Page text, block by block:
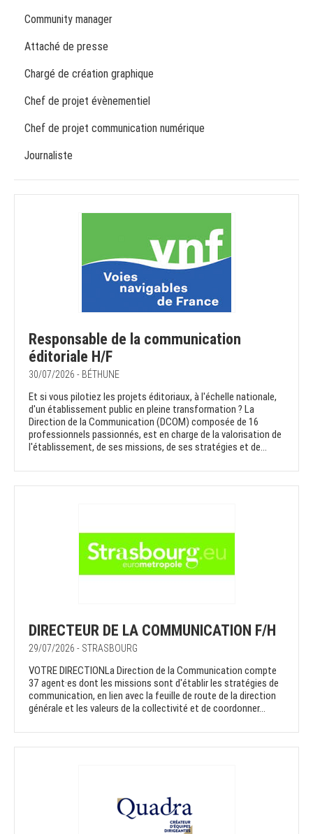
Community manager
Attaché de presse
Chargé de création graphique
Chef de projet évènementiel
Chef de projet communication numérique
Journaliste
Responsable de la communication
éditoriale H/F
30/07/2026 - BÉTHUNE
Et si vous pilotiez les projets éditoriaux, à l'échelle nationale,
d'un établissement public en pleine transformation ? La
Direction de la Communication (DCOM) composée de 16
professionnels passionnés, est en charge de la valorisation de
l'établissement, de ses missions, de ses stratégies et de...
DIRECTEUR DE LA COMMUNICATION F/H
29/07/2026 - STRASBOURG
VOTRE DIRECTIONLa Direction de la Communication compte
37 agent·es dont les missions sont d'établir les stratégies de
communication, en lien avec la feuille de route de la direction
générale et les valeurs de la collectivité et de coordonner...